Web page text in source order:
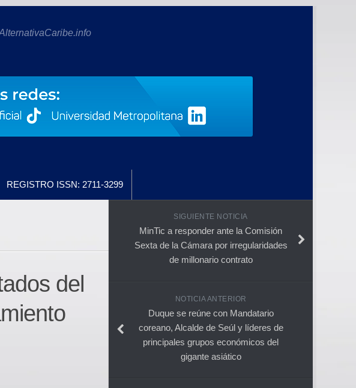
REGISTRO ISSN: 2711-3299
del
SIGUIENTE NOTICIA
MinTic a responder ante la Comisión
Sexta de la Cámara por irregularidades
de millonario contrato
NOTICIA ANTERIOR
Duque se reúne con Mandatario
coreano, Alcalde de Seúl y líderes de
principales grupos económicos del
gigante asiático